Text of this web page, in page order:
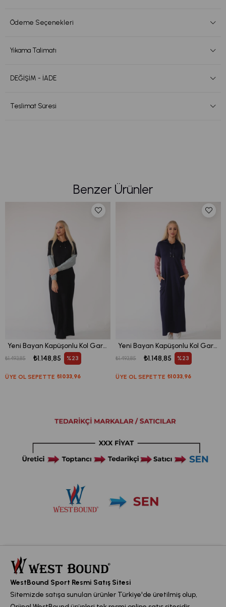
Ödeme Seçenekleri
Yıkama Talimatı
DEĞİŞİM - İADE
Teslimat Süresi
Benzer Ürünler
Yeni Bayan Kapüşonlu Kol Garnili Elbise
ÜYE OL SEPETTE ₺1033,96
₺1.148,85
₺1.493,85 %23
Yeni Bayan Kapüşonlu Kol Garnili Elbise
ÜYE OL SEPETTE ₺1033,96
₺1.148,85
₺1.493,85 %23
WestBound Sport Resmi Satış Sitesi
Sitemizde satışa sunulan ürünler Türkiye'de üretilmiş olup,